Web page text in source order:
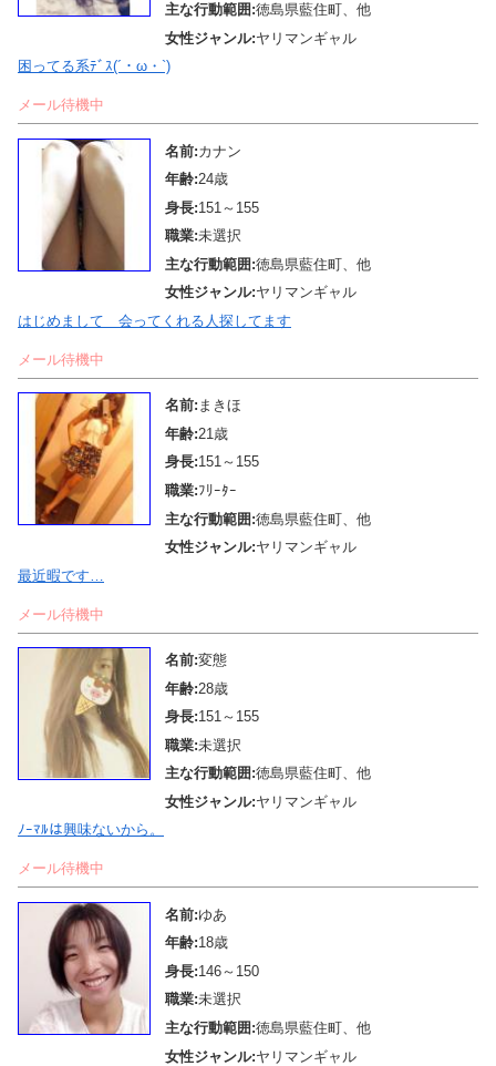
主な行動範囲:徳島県藍住町、他
女性ジャンル:ヤリマンギャル
困ってる系ﾃﾞｽ(´・ω・`)
メール待機中
名前:カナン
年齢:24歳
身長:151～155
職業:未選択
主な行動範囲:徳島県藍住町、他
女性ジャンル:ヤリマンギャル
はじめまして 会ってくれる人探してます
メール待機中
名前: まきほ
年齢:21歳
身長:151～155
職業:ﾌﾘｰﾀｰ
主な行動範囲:徳島県藍住町、他
女性ジャンル:ヤリマンギャル
最近暇です…
メール待機中
名前:変態
年齢:28歳
身長:151～155
職業:未選択
主な行動範囲:徳島県藍住町、他
女性ジャンル:ヤリマンギャル
ﾉｰﾏﾙは興味ないから。
メール待機中
名前:ゆあ
年齢:18歳
身長:146～150
職業:未選択
主な行動範囲:徳島県藍住町、他
女性ジャンル:ヤリマンギャル